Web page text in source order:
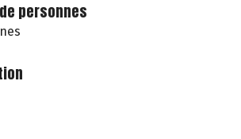
personnes